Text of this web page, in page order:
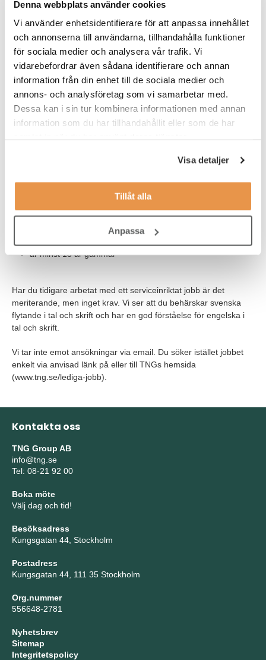
Denna webbplats använder cookies
Vi använder enhetsidentifierare för att anpassa innehållet
och annonserna till användarna, tillhandahålla funktioner
för sociala medier och analysera vår trafik. Vi
vidarebefordrar även sådana identifierare och annan
information från din enhet till de sociala medier och
annons- och analysföretag som vi samarbetar med.
Dessa kan i sin tur kombinera informationen med annan
information som du har tillhandahållit eller som de har
Visa detaljer
Tillåt alla
Anpassa
veckan i snitt vanligen mellan måndag-torsdag 16-20. På
sommaren går arbetstiden upp på 50%, dvs 20 timmar i veckan.
Du kommer att få en introduktion som ger dig en bra grund att
bygga vidare på i rollen som Site Responsible.
VEM ÄR DU?
Vi söker dig som:
har ett intresse för service
jobbar effektivt, organiserat och självständigt
tycker om att bygga relationer med medlemmar
ser en långsiktighet med jobbet på Fitness24Seven
är minst 18 år gammal
Har du tidigare arbetat med ett serviceinriktat jobb är det
meriterande, men inget krav. Vi ser att du behärskar svenska
flytande i tal och skrift och har en god förståelse för engelska i
tal och skrift.
Vi tar inte emot ansökningar via email. Du söker istället jobbet
enkelt via anvisad länk på eller till TNGs hemsida
(www.tng.se/lediga-jobb).
Kontakta oss
TNG Group AB
info@tng.se
Tel: 08-21 92 00
Boka möte
Välj dag och tid!
Besöksadress
Kungsgatan 44, Stockholm
Postadress
Kungsgatan 44, 111 35 Stockholm
Org.nummer
556648-2781
Nyhetsbrev
Sitemap
Integritetspolicy